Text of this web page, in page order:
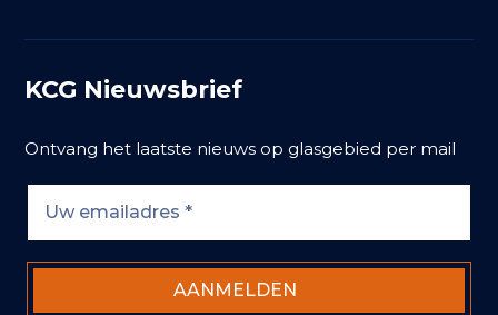
KCG Nieuwsbrief
Ontvang het laatste nieuws op glasgebied per mail